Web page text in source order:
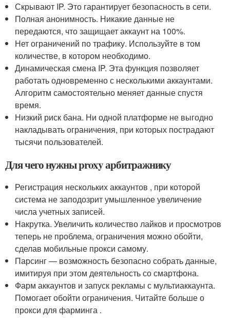
Скрывают IP. Это гарантирует безопасность в сети.
Полная анонимность. Никакие данные не
передаются, что защищает аккаунт на 100%.
Нет ограничений по трафику. Используйте в том
количестве, в котором необходимо.
Динамическая смена IP. Эта функция позволяет
работать одновременно с несколькими аккаунтами.
Алгоритм самостоятельно меняет данные спустя
время.
Низкий риск бана. Ни одной платформе не выгодно
накладывать ограничения, при которых пострадают
тысячи пользователей.
Для чего нужны proxy арбитражнику
Регистрация нескольких аккаунтов , при которой
система не заподозрит умышленное увеличение
числа учетных записей.
Накрутка. Увеличить количество лайков и просмотров
теперь не проблема, ограничения можно обойти,
сделав мобильные прокси самому.
Парсинг — возможность безопасно собрать данные,
имитируя при этом деятельность со смартфона.
Фарм аккаунтов и запуск рекламы с мультиаккаунта.
Помогает обойти ограничения. Читайте больше о
прокси для фарминга .